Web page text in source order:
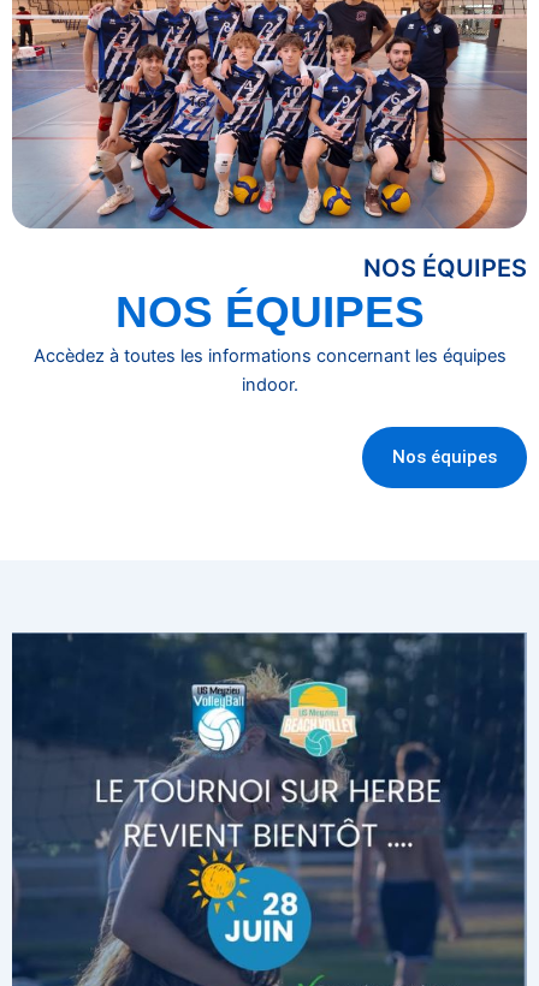
NOS ÉQUIPES
NOS ÉQUIPES
Accèdez à toutes les informations concernant les équipes
indoor.
Nos équipes